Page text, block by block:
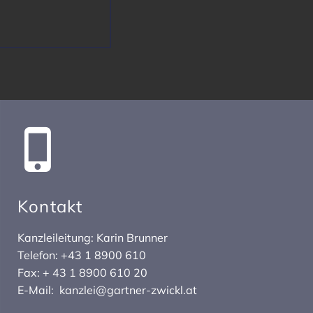
Kontakt
Kanz­lei­lei­tung: Karin Brunner
Telefon: +43 1 8900 610
Fax: + 43 1 8900 610 20
E-Mail: kanzlei@gartner-zwickl.at